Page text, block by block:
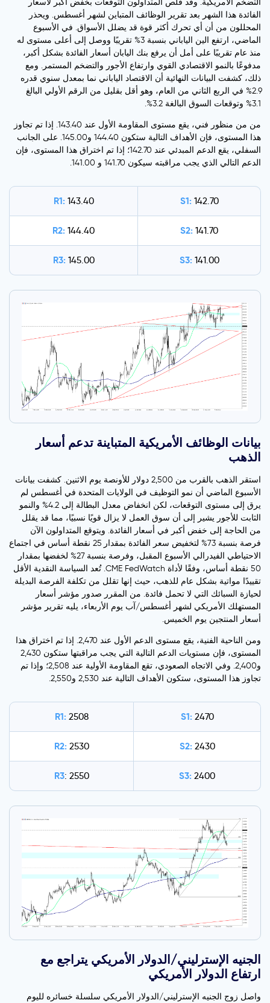
الفائدة هذا الشهر بعد تقرير الوظائف المتباين لشهر أغسطس. ويحذر
المحللون من أن أي تحرك أكثر قوة قد يضلل الأسواق. في الأسبوع
الماضي، ارتفع الين الياباني بنسبة 3% تقريبًا ووصل إلى أعلى مستوى له
منذ عام تقريبًا على أمل أن يرفع بنك اليابان أسعار الفائدة بشكل أكبر،
مدفوعًا بالنمو الاقتصادي القوي وارتفاع الأجور والتضخم المستمر. ومع
ذلك، كشفت البيانات النهائية أن الاقتصاد الياباني نما بمعدل سنوي قدره
2.9% في الربع الثاني من العام، وهو أقل بقليل من الرقم الأولي البالغ
3.1% وتوقعات السوق البالغة 3.2%.
من من منظور فني، يقع مستوى المقاومة الأول عند 143.40. إذا تم تجاوز
هذا المستوى، فإن الأهداف التالية ستكون 144.40 و145.00. على الجانب
السفلي، يقع الدعم المبدئي عند 142.70؛ إذا تم اختراق هذا المستوى، فإن
الدعم التالي الذي يجب مراقبته سيكون 141.70 و 141.00.
R1: 143.40 S1: 142.70
R2: 144.40 S2: 141.70
R3: 145.00 S3: 141.00
بيانات الوظائف الأمريكية المتباينة تدعم أسعار
الذهب
استقر الذهب بالقرب من 2,500 دولار للأونصة يوم الاثنين. كشفت بيانات
الأسبوع الماضي أن نمو التوظيف في الولايات المتحدة في أغسطس لم
يرق إلى مستوى التوقعات، لكن انخفاض معدل البطالة إلى 4.2% والنمو
الثابت للأجور يشير إلى أن سوق العمل لا يزال قويًا نسبيًا، مما قد يقلل
من الحاجة إلى خفض أكبر في أسعار الفائدة. ويتوقع المتداولون الآن
فرصة بنسبة 73% لتخفيض سعر الفائدة بمقدار 25 نقطة أساس في اجتماع
الاحتياطي الفيدرالي الأسبوع المقبل، وفرصة بنسبة 27% لخفضها بمقدار
50 نقطة أساس، وفقًا لأداة CME FedWatch. تُعد السياسة النقدية الأقل
تقييدًا مواتية بشكل عام للذهب، حيث إنها تقلل من تكلفة الفرصة البديلة
لحيازة السبائك التي لا تحمل فائدة. من المقرر صدور مؤشر أسعار
المستهلك الأمريكي لشهر أغسطس/آب يوم الأربعاء، يليه تقرير مؤشر
أسعار المنتجين يوم الخميس.
ومن الناحية الفنية، يقع مستوى الدعم الأول عند 2,470. إذا تم اختراق هذا
المستوى، فإن مستويات الدعم التالية التي يجب مراقبتها ستكون 2,430
و2,400. وفي الاتجاه الصعودي، تقع المقاومة الأولية عند 2,508؛ وإذا تم
تجاوز هذا المستوى، ستكون الأهداف التالية عند 2,530 و2,550.
R1: 2508 S1: 2470
R2: 2530 S2: 2430
R3: 2550 S3: 2400
الجنيه الإسترليني/الدولار الأمريكي يتراجع مع
ارتفاع الدولار الأمريكي
واصل زوج الجنيه الإسترليني/الدولار الأمريكي سلسلة خسائره لليوم